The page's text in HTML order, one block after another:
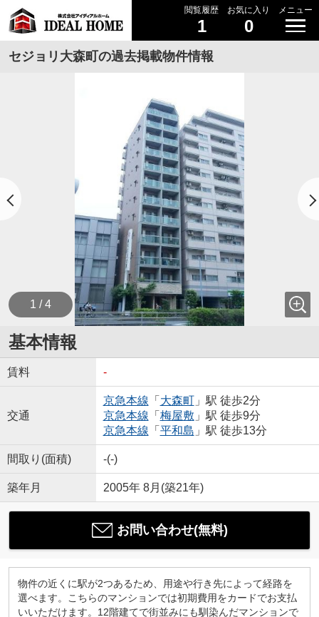
閲覧履歴
1
お気に入り
0
メニュー
セジョリ大森町の過去掲載物件情報
1 / 4
基本情報
賃料 -
交通
京急本線 「 大森町」駅 徒歩2分
京急本線 「 梅屋敷 」駅 徒歩9分
京急本線 「 平和島 」駅 徒歩13分
間取り(面積) -(-)
築年月 2005年 8月(築21年)
お問い合わせ(無料)
物件の近くに駅が2つあるため、用途や行き先によって経路を
選べます。こちらのマンションでは初期費用をカードでお支払
いいただけます。12階建てで街並みにも馴染んだマンションで